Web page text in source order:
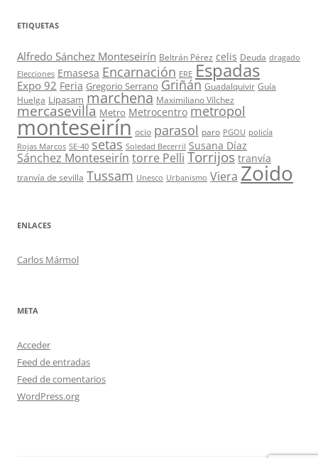
ETIQUETAS
Alfredo Sánchez Monteseirín Beltrán Pérez celis Deuda dragado
Elecciones Emasesa Encarnación ERE Espadas
Expo 92 Feria Gregorio Serrano Griñán Guadalquivir Guía
Huelga Lipasam marchena Maximiliano Vílchez
mercasevilla Metro Metrocentro metropol
monteseirín ocio parasol paro PGOU policía
Rojas Marcos SE-40 setas Soledad Becerril Susana Díaz
Sánchez Monteseirín torre Pelli Torrijos tranvía
tranvía de sevilla Tussam Unesco Urbanismo Viera Zoido
ENLACES
Carlos Mármol
META
Acceder
Feed de entradas
Feed de comentarios
WordPress.org